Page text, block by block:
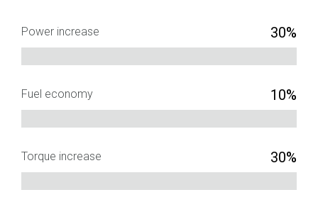
Power increase 30%
Fuel economy 10%
Torque increase 30%